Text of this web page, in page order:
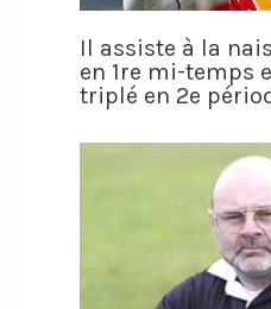
Il assiste à la
en 1re mi-temps
triplé en 2e